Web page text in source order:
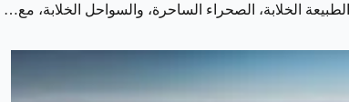
الخلابة، الصحراء الساحرة، والسواحل الخلابة، مع…